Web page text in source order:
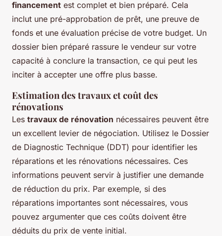
financement est complet et bien préparé. Cela
inclut une pré-approbation de prêt, une preuve de
fonds et une évaluation précise de votre budget. Un
dossier bien préparé rassure le vendeur sur votre
capacité à conclure la transaction, ce qui peut les
inciter à accepter une offre plus basse.
Estimation des travaux et coût des
rénovations
Les travaux de rénovation nécessaires peuvent être
un excellent levier de négociation. Utilisez le Dossier
de Diagnostic Technique (DDT) pour identifier les
réparations et les rénovations nécessaires. Ces
informations peuvent servir à justifier une demande
de réduction du prix. Par exemple, si des
réparations importantes sont nécessaires, vous
pouvez argumenter que ces coûts doivent être
déduits du prix de vente initial.